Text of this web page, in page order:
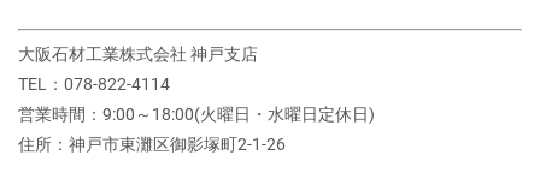
大阪石材工業株式会社 神戸支店
TEL：078-822-4114
営業時間：9:00～18:00(火曜日・水曜日定休日)
住所：神戸市東灘区御影塚町2‐1‐26